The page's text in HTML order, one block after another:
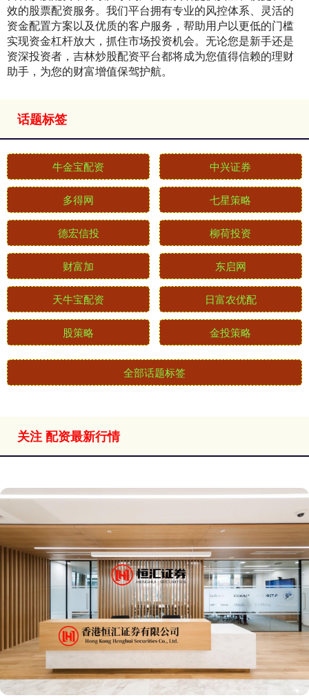
效的股票配资服务。我们平台拥有专业的风控体系、灵活的
资金配置方案以及优质的客户服务，帮助用户以更低的门槛
实现资金杠杆放大，抓住市场投资机会。无论您是新手还是
资深投资者，吉林炒股配资平台都将成为您值得信赖的理财
助手，为您的财富增值保驾护航。
话题标签
牛金宝配资 中兴证券
多得网 七星策略
德宏信投 柳荷投资
财富加 东启网
天牛宝配资 日富农优配
股策略 金投策略
全部话题标签
关注 配资最新行情